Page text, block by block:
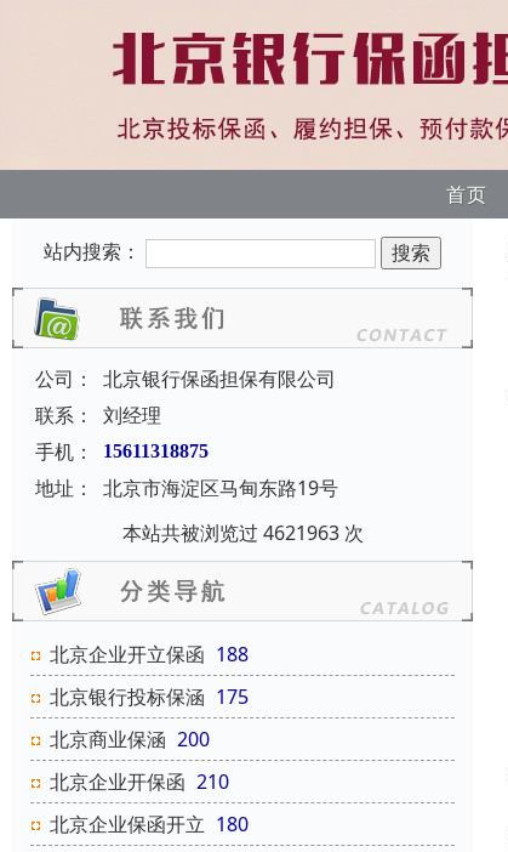
首页
站内搜索：
公司：
北京银行保函担保有限公司
联系：
刘经理
手机：
15611318875
地址：
北京市海淀区马甸东路19号
本站共被浏览过 4621963 次
北京企业开立保函 188
北京银行投标保涵 175
北京商业保涵 200
北京企业开保函 210
北京企业保函开立 180